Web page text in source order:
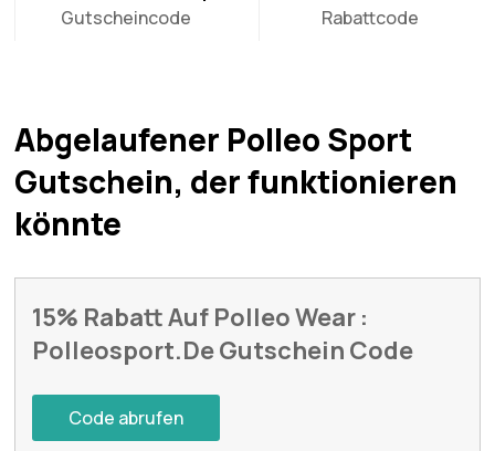
Gutscheincode
Rabattcode
Abgelaufener Polleo Sport
Gutschein, der funktionieren
könnte
15% Rabatt Auf Polleo Wear :
Polleosport.De Gutschein Code
Code abrufen